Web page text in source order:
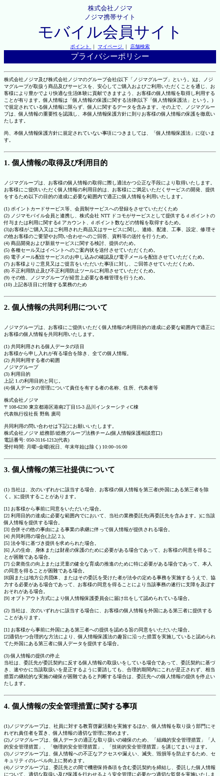
株式会社ノジマ
ノジマ携帯サイト
モバイル会員サイト
ポイント ｜ マイページ ｜ 店舗検索
プライバシーポリシー
株式会社ノジマ及び株式会社ノジマのグループ会社(以下「ノジマグループ」という。)は、ノジ
マグループが取扱う商品及びサービスを、安心してご購入およびご利用いただくことを通じ、お
客様により豊かでより快適な生活体験に貢献できますよう、お客様の個人情報を取得し利用する
ことが有ります。個人情報は「個人情報の保護に関する法律(以下「個人情報保護法」という。)
で規定されている個人情報に限らず、個人に関するデータを含みます。その上で、ノジマグルー
プは、個人情報の重要性を認識し、本個人情報保護方針に則りお客様の個人情報の保護を徹底い
たします。
尚、本個人情報保護方針に規定されていない事項につきましては、「個人情報保護法」に従いま
す。
1. 個人情報の取得及び利用目的
ノジマグループは、お客様の個人情報の取得に際し適法かつ公正な手段により取得いたします。
お客様にご提供いただく個人情報の利用目的は、お客様にご満足いただくサービスの開発、提供
をするため以下の目的の達成に必要な範囲内で適正に個人情報を利用いたします。
(1) ポイントカードサービス等、会員制サービスへの登録をさせていただくため
(2) ノジマモバイル会員と連携し、株式会社 NTT ドコモがサービスとして提供する d ポイントの
付与または利用に関するd アカウント、d ポイント数などの情報を取得するため。
(3)お客様がご購入又はご利用された商品又はサービスに関し、連絡、配達、工事、設定、修理そ
の他お客様のご要望やお問い合わせへのご回答、資料等の送付を行うため。
(4) 商品開発および新規サービスに関する検討、提供のため。
(5) 各種セール又はイベントへのご案内状を送付させていただくため。
(6) 電子メール配信サービスのお申し込みの確認及び電子メールを配信させていただくため。
(7) お客様よりご意見又はご提言をいただいた事項に対し、ご回答させていただくため。
(8) 不正利用防止及び不正利用防止ツールに利用させていただくため。
(9) その他、ノジマグループが経営上必要な各種管理を行うため。
(10) 上記各項目に付随する業務のため
2. 個人情報の共同利用について
ノジマグループは、お客様にご提供いただく個人情報の利用目的の達成に必要な範囲内で適正に
お客様の個人情報を共同利用いたします。
(1) 共同利用される個人データの項目
お客様から申し入れが有る場合を除き、全ての個人情報。
(2) 共同利用する者の範囲
ノジマグループ
(3) 利用目的
上記 1.の利用目的と同じ。
(4) 個人データの管理について責任を有する者の名称、住所、代表者等
株式会社ノジマ
〒108-6230 東京都港区港南2丁目15-3 品川インターシティC棟
代表執行役社長 野島 廣司
共同利用の問い合わせは下記にお願いいたします。
株式会社ノジマ 総務部/総務グループ法務チーム(個人情報保護相談窓口)
電話番号: 050-3116-1212(代表)
受付時間: 月曜~金曜(祝日、年末年始は除く) 10:00~16:00
3. 個人情報の第三社提供について
(1) 当社は、次のいずれかに該当する場合、お客様の個人情報を第三者(外国にある第三者を除
く。)に提供することがあります。
[1] お客様から事前に同意をいただいた場合。
[2] 利用目的の達成に必要な範囲内でにおいて、当社の業務委託先(再委託先を含みます。)に当該
個人情報を提供する場合。
[3] 合併その他の事由による事業の承継に伴って個人情報が提供される場合。
[4] 共同利用の場合(上記 2.)。
[5] 法令等に基づき提供を求められた場合。
[6] 人の生命、身体または財産の保護のために必要がある場合であって、お客様の同意を得るこ
とが困難である場合。
[7] 公衆衛生の向上または児童の健全な育成の推進のために特に必要がある場合であって、本人
の同意を得ることが困難である場合。
[8]国または地方公共団体、またはその委託を受けた者が法令の定める事務を実施するうえで、協
力する必要がある場合であって、お客様の同意を得ることにより当該事務の遂行に支障を及ぼす
おそれがある場合。
[9] オプトアウト方式により個人情報保護委員会に届け出をして認められている場合。
(2) 当社は、次のいずれかに該当する場合に、お客様の個人情報を外国にある第三者に提供する
ことがあります。
[1] お客様から事前に外国にある第三者への提供を認める旨の同意をいただいた場合。
[2]適切かつ合理的な方法により、個人情報保護法の趣旨に沿った措置を実施していると認められ
てた外国にある第三者に個人データを提供する場合。
(3) 個人情報の提供の停止
当社は、委託先が委託契約に反する個人情報の取扱いをしている場合であって、委託契約に基づ
き、速やかに当該取扱いを是正するように要請しても、合理的期間内にこれが是正されず、相当
措置の継続的な実施の確保が困難であると判断する場合は、委託先への個人情報の提供を停止い
たします。
4. 個人情報の安全管理措置に関する事項
(1)ノジマグループは、社員に対する教育啓蒙活動を実施するほか、個人情報を取り扱う部門にそ
れぞれ責任者を置き、個人情報の適切な管理に努めます。
(2)ノジマグループは、個人データの適正な取り扱いの確保のため、「組織的安全管理措置」「人
的安全管理措置」、「物理的安全管理措置」、「技術的安全管理措置」を講じてまいります。
(3)ノジマグループは、個人情報への不正なアクセスや漏えい、滅失、毀損等を防止するため、セ
キュリティのレベル向上に努めます。
(4)ノジマグループは、委託先との間で機密保持条項を含む委託契約を締結し、委託した個人情報
について、適切な取扱い及び保護を行わせるよう安全管理に必要かつ適切な監督を実施いたしま